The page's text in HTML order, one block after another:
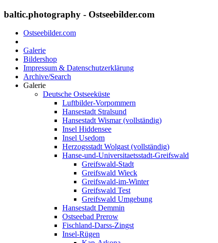
baltic.photography - Ostseebilder.com
Ostseebilder.com
Galerie
Bildershop
Impressum & Datenschutzerklärung
Archive/Search
Galerie
Deutsche Ostseeküste
Luftbilder-Vorpommern
Hansestadt Stralsund
Hansestadt Wismar (vollständig)
Insel Hiddensee
Insel Usedom
Herzogsstadt Wolgast (vollständig)
Hanse-und-Universitaetsstadt-Greifswald
Greifswald-Stadt
Greifswald Wieck
Greifswald-im-Winter
Greifswald Test
Greifswald Umgebung
Hansestadt Demmin
Ostseebad Prerow
Fischland-Darss-Zingst
Insel-Rügen